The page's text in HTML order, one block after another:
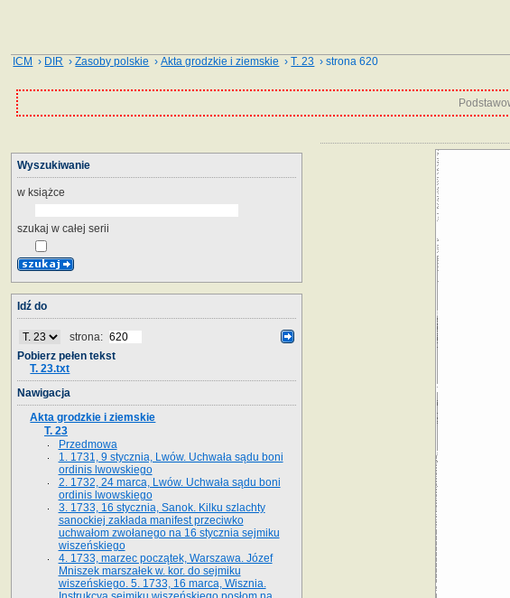
ICM › DIR ›Zasoby polskie ›Akta grodzkie i ziemskie ›T. 23 › strona 620
Wyszukiwanie
w książce
szukaj w całej serii
Idź do
strona:
Pobierz pełen tekst
T. 23.txt
Nawigacja
Akta grodzkie i ziemskie
T. 23
Przedmowa
1. 1731, 9 stycznia, Lwów. Uchwała sądu boni
ordinis lwowskiego
2. 1732, 24 marca, Lwów. Uchwała sądu boni
ordinis lwowskiego
3. 1733, 16 stycznia, Sanok. Kilku szlachty
sanockiej zakłada manifest przeciwko
uchwałom zwołanego na 16 stycz­nia sejmiku
wiszeńskiego
4. 1733, marzec początek, Warszawa. Józef
Mniszek marszałek w. kor. do sejmiku
wiszeńskiego. 5. 1733, 16 marca, Wisznia.